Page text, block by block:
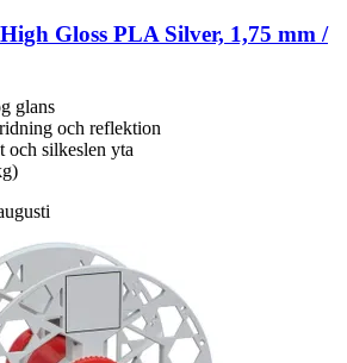
High Gloss PLA Silver, 1,75 mm /
glans
och reflektion
och silkeslen yta